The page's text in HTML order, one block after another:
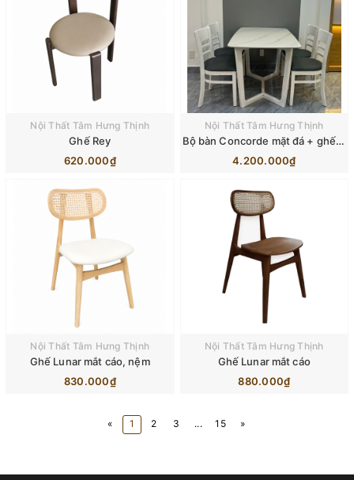
Nội Thất Tâm Hưng Thịnh
Ghế Rey
620.000₫
Nội Thất Tâm Hưng Thịnh
Bộ bàn Concorde mặt đá + ghế Cabin
4.200.000₫
Nội Thất Tâm Hưng Thịnh
Ghế Lunar mắt cáo, nệm
830.000₫
Nội Thất Tâm Hưng Thịnh
Ghế Lunar mắt cáo
880.000₫
« 1 2 3 ... 15 »